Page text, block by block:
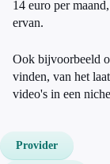
14 euro per
ervan.
Ook bijvoorbeeld
vinden, van het
video's in een
Provider